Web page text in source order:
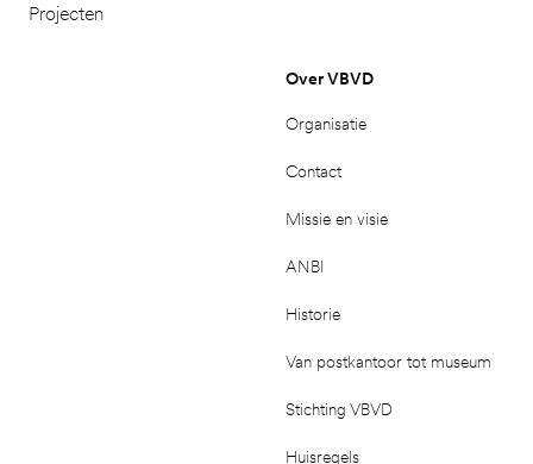
Projecten
Over VBVD
Organisatie
Contact
Missie en visie
ANBI
Historie
Van postkantoor tot museum
Stichting VBVD
Huisregels